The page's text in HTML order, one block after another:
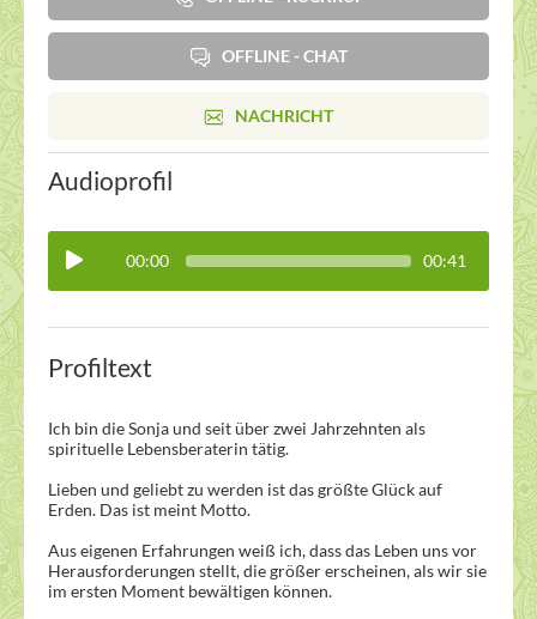
OFFLINE - CHAT
NACHRICHT
Audioprofil
00:00 00:41
Profiltext
Ich bin die Sonja und seit über zwei Jahrzehnten als
spirituelle Lebensberaterin tätig.
Lieben und geliebt zu werden ist das größte Glück auf
Erden. Das ist meint Motto.
Aus eigenen Erfahrungen weiß ich, dass das Leben uns vor
Herausforderungen stellt, die größer erscheinen, als wir sie
im ersten Moment bewältigen können.